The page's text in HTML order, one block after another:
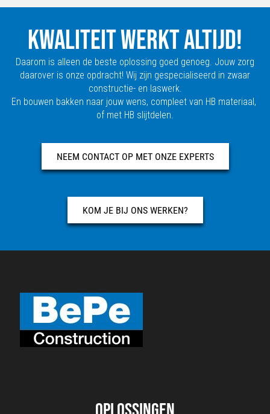
KWALITEIT WERKT ALTIJD!
Daarom is alleen de beste oplossing goed genoeg. Jouw zorg
daarover is onze opdracht! Wij zijn gespecialiseerd in zwaar
constructie- en laswerk.
En bouwen bakken naar jouw wens, compleet van HB materiaal,
of met HB slijtdelen.
NEEM CONTACT OP MET ONZE EXPERTS
KOM JE BIJ ONS WERKEN?
Oplossingen